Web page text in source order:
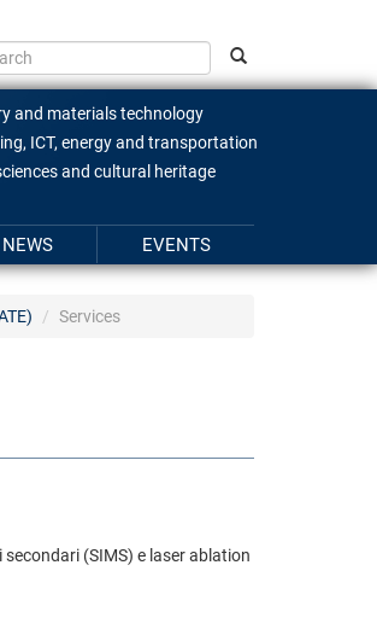
and materials technology
ICT, energy and transportation
and cultural heritage
NEWS EVENTS
Services
(SIMS) e laser ablation